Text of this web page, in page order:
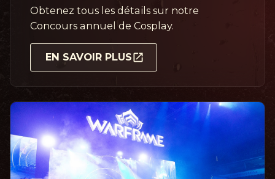
Obtenez tous les détails sur notre
Concours annuel de Cosplay.
EN SAVOIR PLUS